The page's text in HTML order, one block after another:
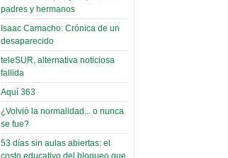
Sábado, 14 Octubre 2023
Leer Más...
Candidatos del MAS se
presentarán en la UMSA
Jueves, 14 Septiembre 2023
Leer Más...
Carrera de Geografía realiza
Segundo Congreso Nacional
Viernes, 14 Octubre 2022
Gabinete de
Áñez se atribuye
construcción de
hospitales
prefabricados en
la que no tuvo
participación;
más de 24 horas
padres y hermanos
Isaac Camacho: Crónica de un
desaparecido
teleSUR, alternativa noticiosa
fallida
Aquí 363
¿Volvió la normalidad... o nunca
se fue?
53 días sin aulas abiertas: el
costo educativo del bloqueo que